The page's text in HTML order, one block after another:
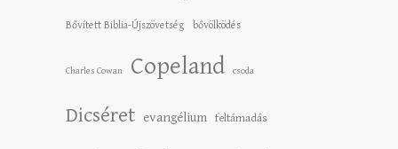
Bővített Biblia-Újszövetség bővölködés
Charles Cowan Copeland csoda
Dicséret evangélium feltámadás